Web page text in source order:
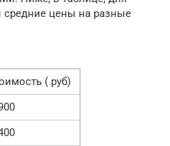
цены на разные
( руб)